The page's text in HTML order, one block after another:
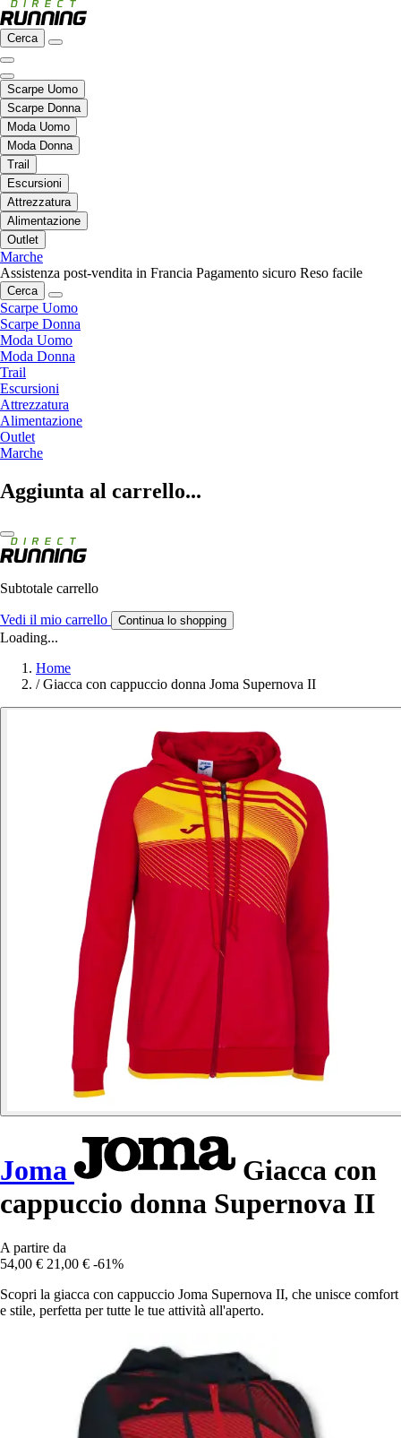
Cerca
Scarpe Uomo
Scarpe Donna
Moda Uomo
Moda Donna
Trail
Escursioni
Attrezzatura
Alimentazione
Outlet
Marche
Assistenza post-vendita in Francia Pagamento sicuro Reso facile
Cerca
Scarpe Uomo
Scarpe Donna
Moda Uomo
Moda Donna
Trail
Escursioni
Attrezzatura
Alimentazione
Outlet
Marche
Aggiunta al carrello...
Subtotale carrello
Vedi il mio carrello Continua lo shopping
Loading...
Home
/ Giacca con cappuccio donna Joma Supernova II
Joma
Giacca con
cappuccio donna Supernova II
A partire da
54,00 € 21,00 € -61%
Scopri la giacca con cappuccio Joma Supernova II, che unisce comfort
e stile, perfetta per tutte le tue attività all'aperto.